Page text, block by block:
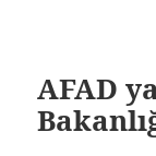
AFAD